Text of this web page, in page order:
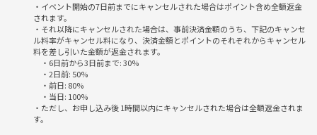
CheeseTable 池袋店
東京都豊島区南池袋1-26-6 The SH oneビル 11F
https://tabelog.com/tokyo/A1305/A130501/13121923/
当日の飲食代
※1フード(またはデザート)、1ドリンク制
・イベント開始の7日前までにキャンセルされた場合はポイント含め全額返金
されます。
・それ以降にキャンセルされた場合は、事前決済金額のうち、下記のキャンセ
ル料率がキャンセル料になり、決済金額とポイントのそれぞれからキャンセル
料を差し引いた金額が返金されます。
・6日前から3日前まで: 30%
・2日前: 50%
・前日: 80%
・当日: 100%
・ただし、お申し込み後 1時間以内にキャンセルされた場合は全額返金されま
す。